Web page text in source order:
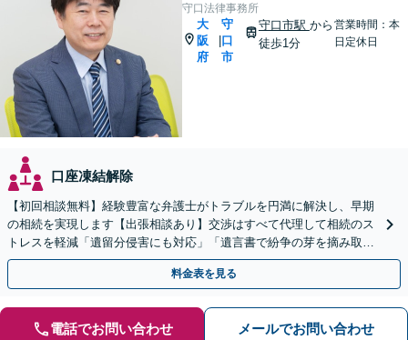
守口法律事務所
大
阪
府
守
口
市
守口市駅 から
徒歩1分
営業時間：本
日定休日
口座凍結解除
【初回相談無料】経験豊富な弁護士がトラブルを円満に解決し、早期
の相続を実現します【出張相談あり】交渉はすべて代理して相続のス
トレスを軽減「遺留分侵害にも対応」「遺言書で紛争の芽を摘み取
る」【完全個室制】【バリアフリー対応】【守口市駅1分】
料金表を見る
電話でお問い合わせ メールでお問い合わせ